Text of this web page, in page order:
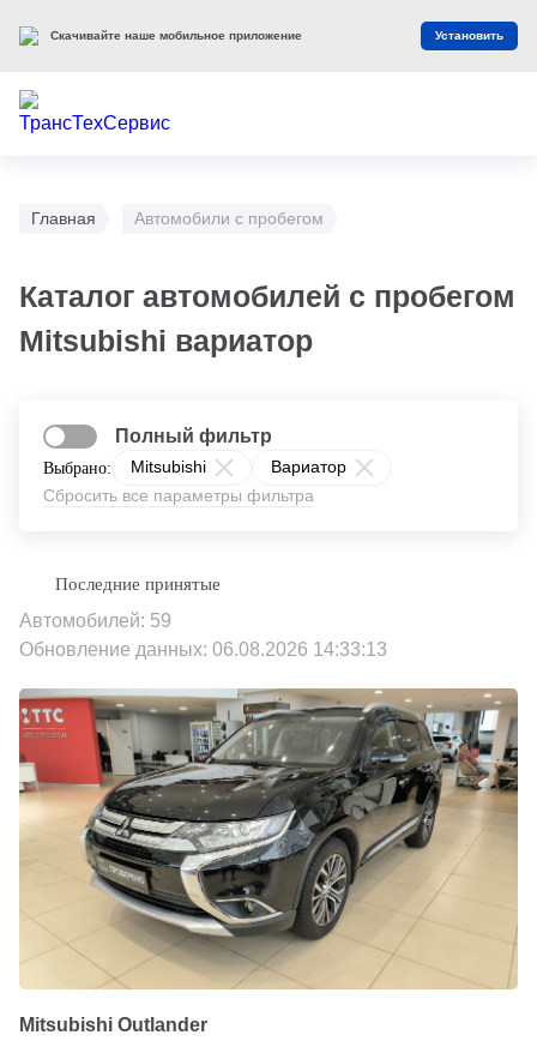
Главная Автомобили с пробегом
Каталог автомобилей с пробегом
Mitsubishi вариатор
Выбрано: Mitsubishi
Вариатор
Сбросить все параметры фильтра
Полный фильтр
Автомобилей: 59
Обновление данных: 06.08.2026 14:33:13
Mitsubishi Outlander
Скачивайте наше мобильное приложение Установить